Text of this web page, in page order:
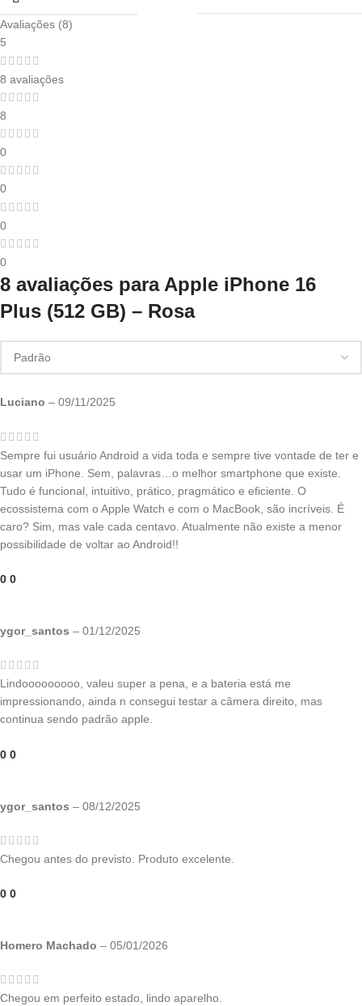
Avaliações (8)
5
8 avaliações
8
0
0
0
0
8 avaliações para Apple iPhone 16
Plus (512 GB) – Rosa
Luciano – 09/11/2025
Sempre fui usuário Android a vida toda e sempre tive vontade de ter e
usar um iPhone. Sem, palavras…o melhor smartphone que existe.
Tudo é funcional, intuitivo, prático, pragmático e eficiente. O
ecossistema com o Apple Watch e com o MacBook, são incríveis. É
caro? Sim, mas vale cada centavo. Atualmente não existe a menor
possibilidade de voltar ao Android!!
0 0
ygor_santos – 01/12/2025
Lindooooooooo, valeu super a pena, e a bateria está me
impressionando, ainda n consegui testar a câmera direito, mas
continua sendo padrão apple.
0 0
ygor_santos – 08/12/2025
Chegou antes do previsto. Produto excelente.
0 0
Homero Machado – 05/01/2026
Chegou em perfeito estado, lindo aparelho.